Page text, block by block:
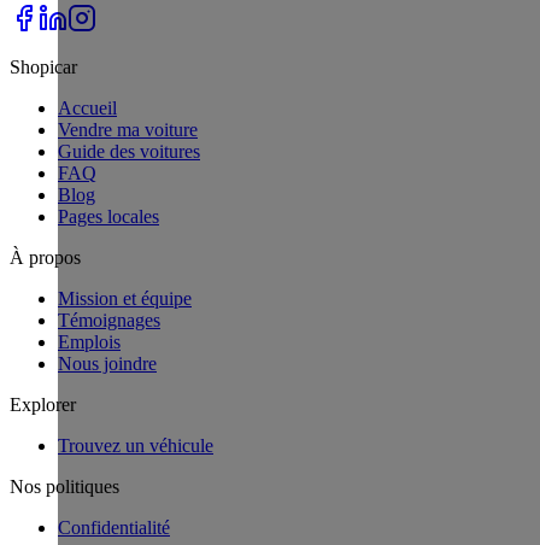
Shopicar
Accueil
Vendre ma voiture
Guide des voitures
FAQ
Blog
Pages locales
À propos
Mission et équipe
Témoignages
Emplois
Nous joindre
Explorer
Trouvez un véhicule
Nos politiques
Confidentialité